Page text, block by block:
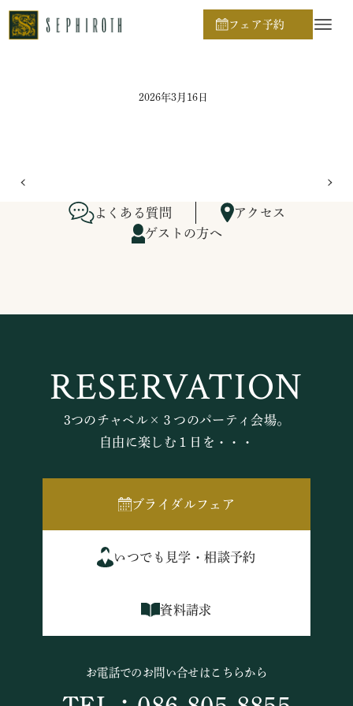
フェア予約
ホーム
2026年3月16日
よくある質問
アクセス
ゲストの方へ
RESERVATION
3つのチャペル×３つのパーティ会場。
自由に楽しむ１日を・・・
ブライダルフェア
いつでも見学・相談予約
資料請求
お電話でのお問い合せはこちらから